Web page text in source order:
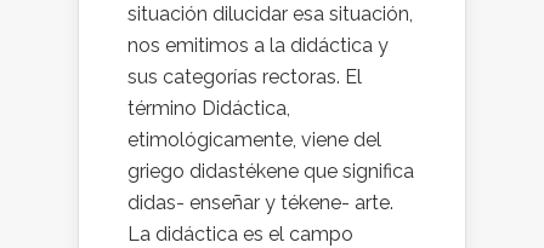
situación dilucidar esa situación,
nos emitimos a la didáctica y
sus categorías rectoras. El
término Didáctica,
etimológicamente, viene del
griego didastékene que significa
didas- enseñar y tékene- arte.
La didáctica es el campo